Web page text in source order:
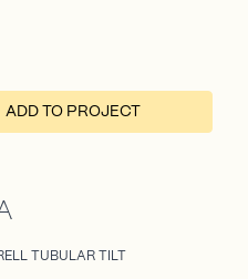
ADD TO PROJECT
TUBULAR TILT